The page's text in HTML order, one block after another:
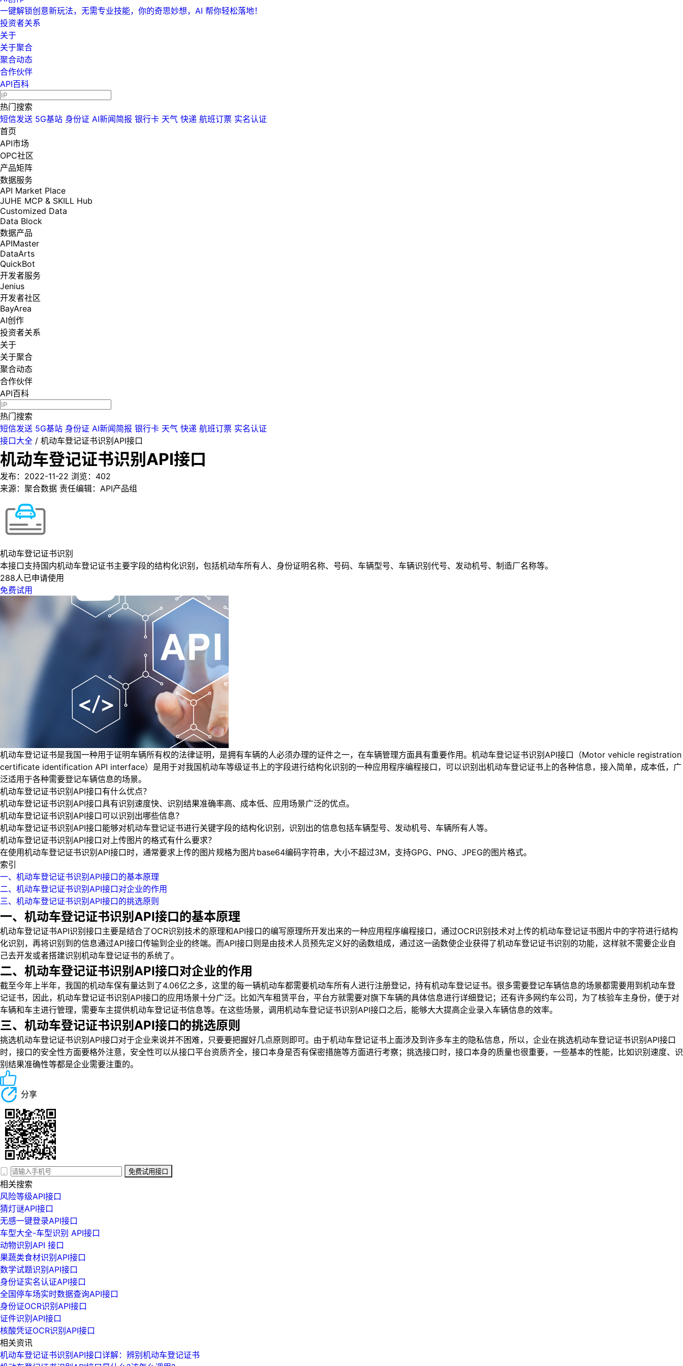
一键解锁创意新玩法，无需专业技能，你的奇思妙想，AI 帮你轻松落地！
投资者关系
关于
关于聚合
聚合动态
合作伙伴
API百科
热门搜索
短信发送 5G基站 身份证 AI新闻简报 银行卡 天气 快递 航班订票 实名认证
首页
API市场
OPC社区
产品矩阵
数据服务
API Market Place
JUHE MCP & SKILL Hub
Customized Data
Data Block
数据产品
APIMaster
DataArts
QuickBot
开发者服务
Jenius
开发者社区
BayArea
AI创作
投资者关系
关于
关于聚合
聚合动态
合作伙伴
API百科
热门搜索
短信发送 5G基站 身份证 AI新闻简报 银行卡 天气 快递 航班订票 实名认证
接口大全 / 机动车登记证书识别API接口
机动车登记证书识别API接口
发布：2022-11-22 浏览： 402
来源：聚合数据 责任编辑：API产品组
机动车登记证书识别
本接口支持国内机动车登记证书主要字段的结构化识别，包括机动车所有人、身份证明名称、号码、车辆型号、车辆识别代号、发动机号、制造厂名称等。
288人已申请使用
免费试用
机动车登记证书是我国一种用于证明车辆所有权的法律证明，是拥有车辆的人必须办理的证件之一，在车辆管理方面具有重要作用。机动车登记证书识别API接口（Motor vehicle registration
certificate identification API interface）是用于对我国机动车等级证书上的字段进行结构化识别的一种应用程序编程接口，可以识别出机动车登记证书上的各种信息，接入简单，成本低，广
泛适用于各种需要登记车辆信息的场景。
机动车登记证书识别API接口有什么优点？
机动车登记证书识别API接口具有识别速度快、识别结果准确率高、成本低、应用场景广泛的优点。
机动车登记证书识别API接口可以识别出哪些信息？
机动车登记证书识别API接口能够对机动车登记证书进行关键字段的结构化识别，识别出的信息包括车辆型号、发动机号、车辆所有人等。
机动车登记证书识别API接口对上传图片的格式有什么要求？
在使用机动车登记证书识别API接口时，通常要求上传的图片规格为图片base64编码字符串，大小不超过3M，支持GPG、PNG、JPEG的图片格式。
索引
一、机动车登记证书识别API接口的基本原理
二、机动车登记证书识别API接口对企业的作用
三、机动车登记证书识别API接口的挑选原则
一、机动车登记证书识别API接口的基本原理
机动车登记证书API识别接口主要是结合了OCR识别技术的原理和API接口的编写原理所开发出来的一种应用程序编程接口，通过OCR识别技术对上传的机动车登记证书图片中的字符进行结构
化识别，再将识别到的信息通过API接口传输到企业的终端。而API接口则是由技术人员预先定义好的函数组成，通过这一函数使企业获得了机动车登记证书识别的功能，这样就不需要企业自
己去开发或者搭建识别机动车登记证书的系统了。
二、机动车登记证书识别API接口对企业的作用
截至今年上半年，我国的机动车保有量达到了4.06亿之多，这里的每一辆机动车都需要机动车所有人进行注册登记，持有机动车登记证书。很多需要登记车辆信息的场景都需要用到机动车登
记证书，因此，机动车登记证书识别API接口的应用场景十分广泛。比如汽车租赁平台，平台方就需要对旗下车辆的具体信息进行详细登记；还有许多网约车公司，为了核验车主身份，便于对
车辆和车主进行管理，需要车主提供机动车登记证书信息等。在这些场景，调用机动车登记证书识别API接口之后，能够大大提高企业录入车辆信息的效率。
三、机动车登记证书识别API接口的挑选原则
挑选机动车登记证书识别API接口对于企业来说并不困难，只要要把握好几点原则即可。由于机动车登记证书上面涉及到许多车主的隐私信息，所以，企业在挑选机动车登记证书识别API接口
时，接口的安全性方面要格外注意，安全性可以从接口平台资质齐全，接口本身是否有保密措施等方面进行考察；挑选接口时，接口本身的质量也很重要，一些基本的性能，比如识别速度、识
别结果准确性等都是企业需要注重的。
分享
免费试用接口
相关搜索
风险等级API接口
猜灯谜API接口
无感一键登录API接口
车型大全-车型识别 API接口
动物识别API 接口
果蔬类食材识别API接口
数学试题识别API接口
身份证实名认证API接口
全国停车场实时数据查询API接口
身份证OCR识别API接口
证件识别API接口
核酸凭证OCR识别API接口
相关资讯
机动车登记证书识别API接口详解：辨别机动车登记证书